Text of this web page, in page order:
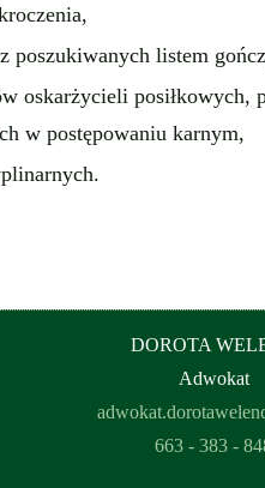
poszukiwanych listem
oskarżycieli posiłkowych,
w postępowaniu karnym,
DOROTA
Adwokat
663 - 383 -